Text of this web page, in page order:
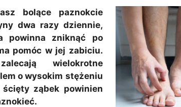
bolące paznokcie
dwa razy dziennie,
powinna zniknąć po
pomóc w jej zabiciu.
wielokrotne
o wysokim stężeniu
ząbek powinien